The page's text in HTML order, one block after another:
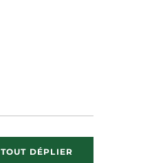
TOUT DÉPLIER